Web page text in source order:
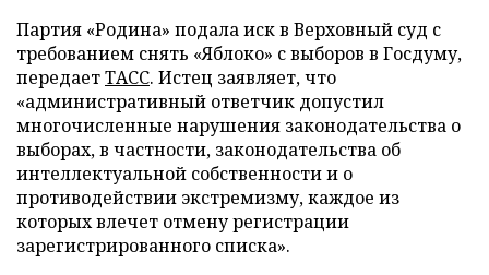
Партия «Родина» подала иск в Верховный суд с
требованием снять «Яблоко» с выборов в Госдуму,
передаетТАСС. Истец заявляет, что
«административный ответчик допустил
многочисленные нарушения законодательства о
выборах, в частности, законодательства об
интеллектуальной собственности и о
противодействии экстремизму, каждое из
которых влечет отмену регистрации
зарегистрированного списка».